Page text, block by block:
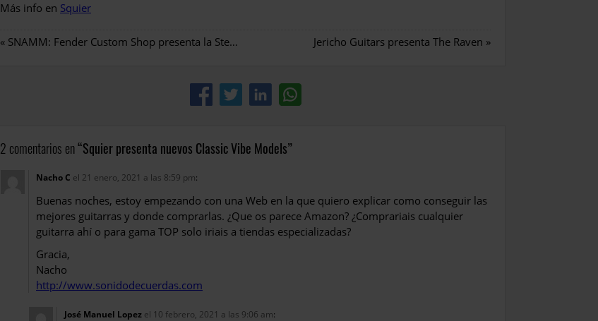
Más info en Squier
« SNAMM: Fender Custom Shop presenta la Stevie Ray Vaughan Jericho Guitars presenta The Raven »
2 comentarios en Squier presenta nuevos Classic Vibe Models
Nacho C el 21 enero, 2021 a las 8:59 pm:
Buenas noches, estoy empezando con una Web en la que quiero explicar como conseguir las
mejores guitarras y donde comprarlas. ¿Que os parece Amazon? ¿Comprariais cualquier
guitarra ahí o para gama TOP solo iriais a tiendas especializadas?
Gracia,
Nacho
http://www.sonidodecuerdas.com
José Manuel Lopez el 10 febrero, 2021 a las 9:06 am: